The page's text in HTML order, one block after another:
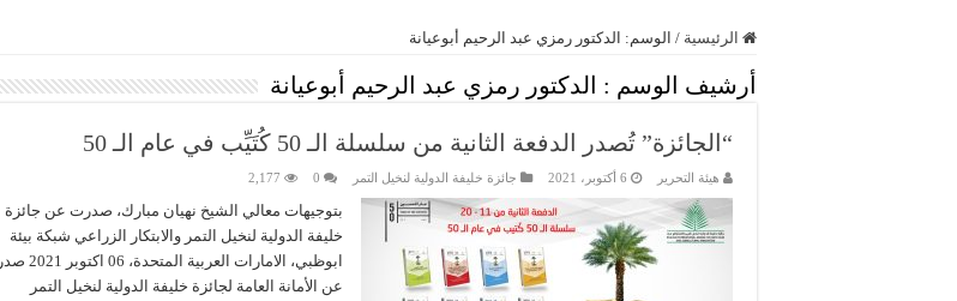
الرئيسية / الوسم: الدكتور رمزي عبد الرحيم أبوعيانة
أرشيف الوسم : الدكتور رمزي عبد الرحيم أبوعيانة
“الجائزة” تُصدر الدفعة الثانية من سلسلة الـ 50 كُتَيِّب في عام الـ 50
هيئة التحرير 6 أكتوبر، 2021 جائزة خليفة الدولية لنخيل التمر 0
2,177
بتوجيهات معالي الشيخ نهيان مبارك، صدرت عن جائزة
خليفة الدولية لنخيل التمر والابتكار الزراعي شبكة بيئة
ابوظبي، الامارات العربية المتحدة، 06 اكتوبر 2021 صدر
عن الأمانة العامة لجائزة خليفة الدولية لنخيل التمر